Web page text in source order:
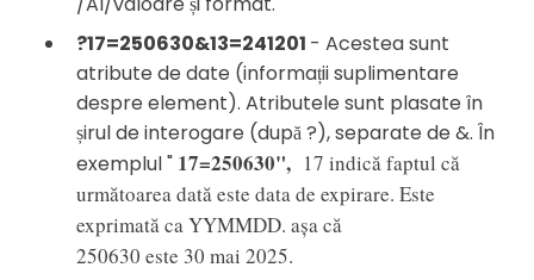
?17=250630&13=241201 - Acestea sunt
atribute de date (informații suplimentare
despre element). Atributele sunt plasate în
șirul de interogare (după ?), separate de &. În
exemplul " 17=250630", 17 indică faptul că
următoarea dată este data de expirare. Este
exprimată ca YYMMDD. așa că
250630 este 30 mai 2025.